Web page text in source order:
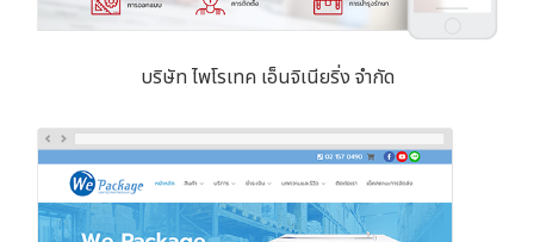
บริษัท ไพโรเทค เอ็นจิเนียริ่ง จำกัด